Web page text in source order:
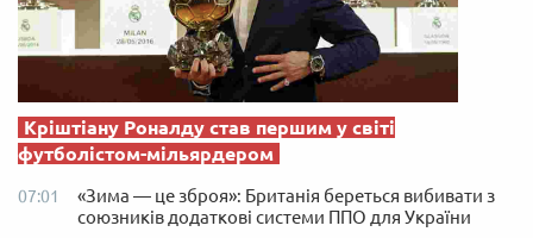
Кріштіану Роналду став першим у світі
футболістом-мільярдером
07:01
«Зима — це зброя»: Британія береться вибивати з
союзників додаткові системи ППО для України